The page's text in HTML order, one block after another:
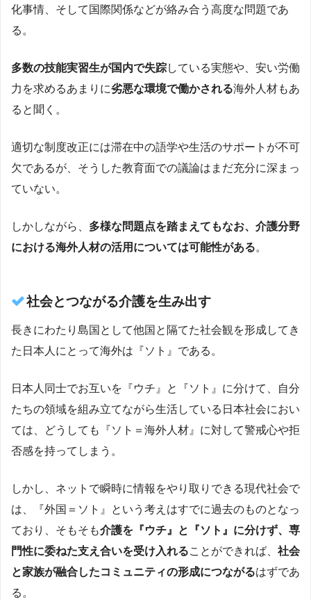
化事情、そして国際関係などが絡み合う高度な問題であ
る。
多数の技能実習生が国内で失踪している実態や、安い労働
力を求めるあまりに劣悪な環境で働かされる海外人材もあ
ると聞く。
適切な制度改正には滞在中の語学や生活のサポートが不可
欠であるが、そうした教育面での議論はまだ充分に深まっ
ていない。
しかしながら、 多様な問題点を踏まえてもなお、介護分野
における海外人材の活用については可能性がある。
社会とつながる介護を生み出す
長きにわたり島国として他国と隔てた社会観を形成してき
た日本人にとって海外は『ソト』である。
日本人同士でお互いを『ウチ』と『ソト』に分けて、自分
たちの領域を組み立てながら生活している日本社会におい
ては、どうしても『ソト＝海外人材』に対して警戒心や拒
否感を持ってしまう。
しかし、ネットで瞬時に情報をやり取りできる現代社会で
は、『外国＝ソト』という考えはすでに過去のものとなっ
ており、そもそも介護を『ウチ』と『ソト』に分けず、専
門性に委ねた支え合いを受け入れることができれば、 社会
と家族が融合したコミュニティの形成につながるはずであ
る。